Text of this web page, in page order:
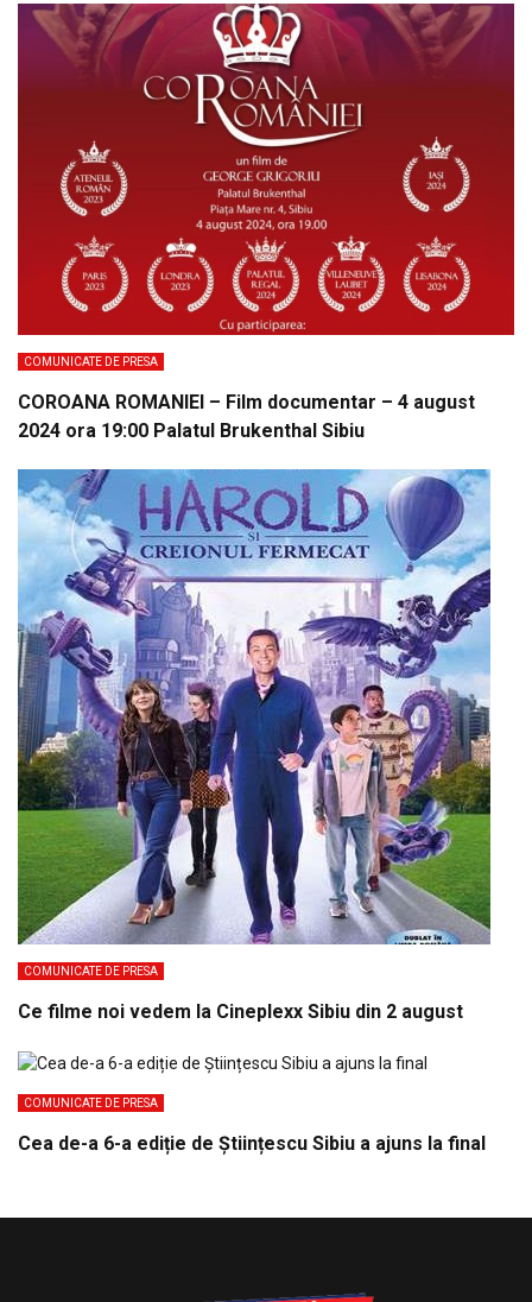
COMUNICATE DE PRESA
COROANA ROMANIEI – Film documentar – 4 august
2024 ora 19:00 Palatul Brukenthal Sibiu
COMUNICATE DE PRESA
Ce filme noi vedem la Cineplexx Sibiu din 2 august
COMUNICATE DE PRESA
Cea de-a 6-a ediție de Științescu Sibiu a ajuns la final